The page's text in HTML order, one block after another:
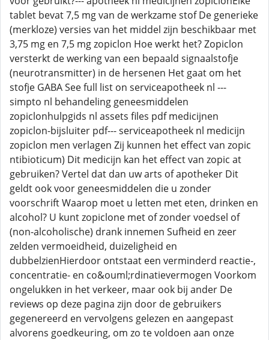
tablet bevat 7,5 mg van de werkzame stof De generieke
(merkloze) versies van het middel zijn beschikbaar met
3,75 mg en 7,5 mg zopiclon Hoe werkt het? Zopiclon
versterkt de werking van een bepaald signaalstofje
(neurotransmitter) in de hersenen Het gaat om het
stofje GABA See full list on serviceapotheek nl ---
simpto nl behandeling geneesmiddelen
zopiclonhulpgids nl assets files pdf medicijnen
zopiclon-bijsluiter pdf--- serviceapotheek nl medicijn
zopiclon men verlagen Zij kunnen het effect van zopic
ntibioticum) Dit medicijn kan het effect van zopic at
gebruiken? Vertel dat dan uw arts of apotheker Dit
geldt ook voor geneesmiddelen die u zonder
voorschrift Waarop moet u letten met eten, drinken en
alcohol? U kunt zopiclone met of zonder voedsel of
(non-alcoholische) drank innemen Sufheid en zeer
zelden vermoeidheid, duizeligheid en
dubbelzienHierdoor ontstaat een verminderd reactie-,
concentratie- en co&ouml;rdinatievermogen Voorkom
ongelukken in het verkeer, maar ook bij ander De
reviews op deze pagina zijn door de gebruikers
gegenereerd en vervolgens gelezen en aangepast
alvorens goedkeuring, om zo te voldoen aan onze